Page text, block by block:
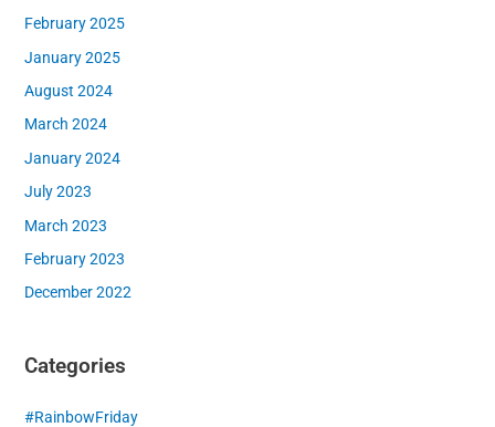
February 2025
January 2025
August 2024
March 2024
January 2024
July 2023
March 2023
February 2023
December 2022
Categories
#RainbowFriday